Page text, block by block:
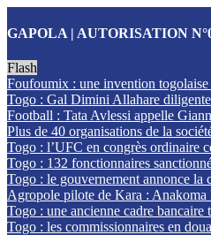
GAPOLA | AUTORISATION
Flash
Foufoumix : une invention
Togo : Gal Dimini Allahare diligente
Football : Tata Avlessi appelle
Plus de 40 organisations de la
Togo : l’UFC en congrès ordinaire
Togo : 132 fonctionnaires
Togo : le gouvernement annonce la
Agropole pilote de Kara : Anakoma
Togo : une ancienne cadre bancaire
Togo : les commissionnaires en